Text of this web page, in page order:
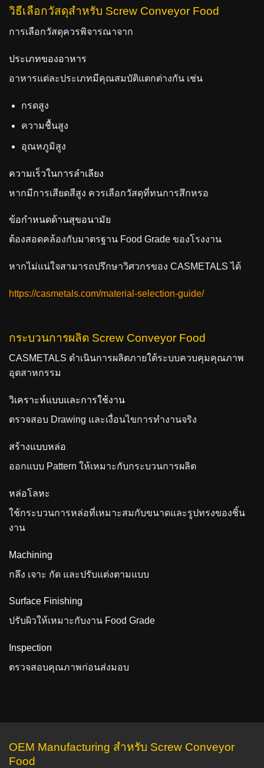
วิธีเลือกวัสดุสำหรับ Screw Conveyor Food
การเลือกวัสดุควรพิจารณาจาก
ประเภทของอาหาร
อาหารแต่ละประเภทมีคุณสมบัติแตกต่างกัน เช่น
กรดสูง
ความชื้นสูง
อุณหภูมิสูง
ความเร็วในการลำเลียง
หากมีการเสียดสีสูง ควรเลือกวัสดุที่ทนการสึกหรอ
ข้อกำหนดด้านสุขอนามัย
ต้องสอดคล้องกับมาตรฐาน Food Grade ของโรงงาน
หากไม่แน่ใจสามารถปรึกษาวิศวกรของ CASMETALS ได้
https://casmetals.com/material-selection-guide/
กระบวนการผลิต Screw Conveyor Food
CASMETALS ดำเนินการผลิตภายใต้ระบบควบคุมคุณภาพ
อุตสาหกรรม
วิเคราะห์แบบและการใช้งาน
ตรวจสอบ Drawing และเงื่อนไขการทำงานจริง
สร้างแบบหล่อ
ออกแบบ Pattern ให้เหมาะกับกระบวนการผลิต
หล่อโลหะ
ใช้กระบวนการหล่อที่เหมาะสมกับขนาดและรูปทรงของชิ้น
งาน
Machining
กลึง เจาะ กัด และปรับแต่งตามแบบ
Surface Finishing
ปรับผิวให้เหมาะกับงาน Food Grade
Inspection
ตรวจสอบคุณภาพก่อนส่งมอบ
OEM Manufacturing สำหรับ Screw Conveyor
Food